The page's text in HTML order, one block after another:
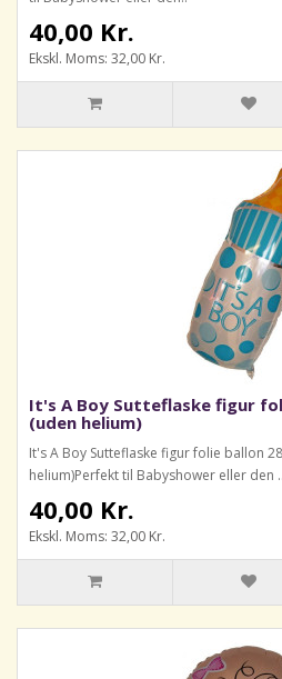
40,00 Kr.
Ekskl. Moms: 32,00 Kr.
It's A Boy Sutteflaske figur
(uden helium)
It's A Boy Sutteflaske figur folie ballon
helium)Perfekt til Babyshower eller den ..
40,00 Kr.
Ekskl. Moms: 32,00 Kr.